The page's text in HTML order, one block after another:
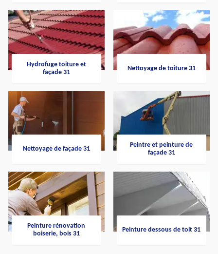
Hydrofuge toiture et
façade 31
Nettoyage de toiture 31
Nettoyage de façade 31
Peintre et peinture de
façade 31
Peinture rénovation
boiserie, bois 31
Peinture dessous de toit 31